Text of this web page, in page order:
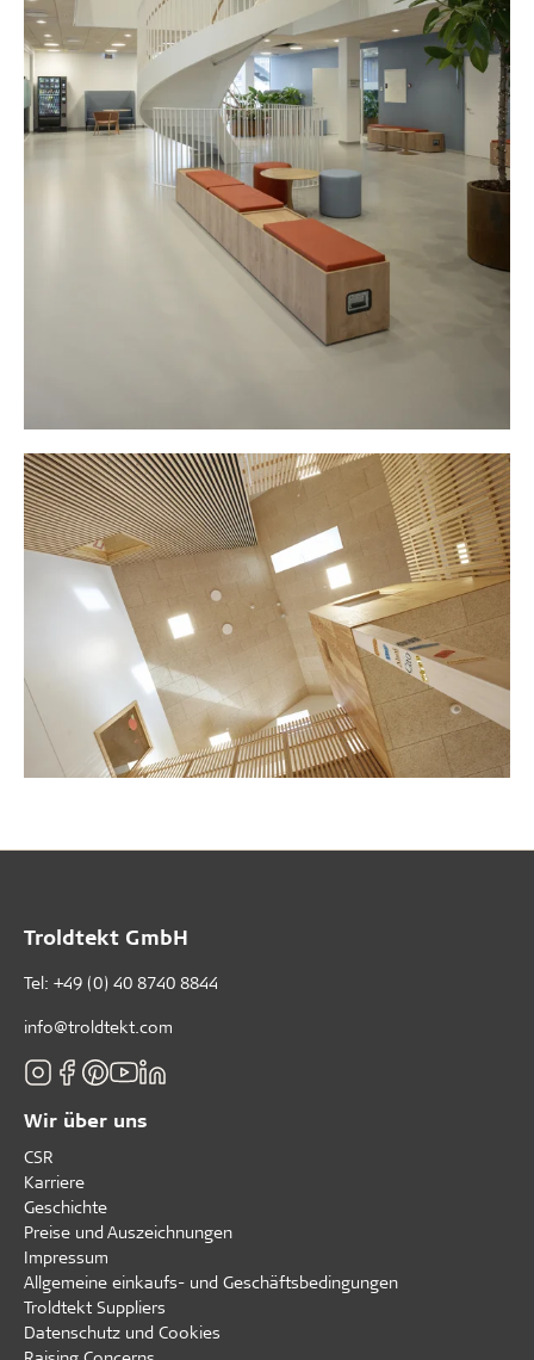
Troldtekt GmbH
Tel: +49 (0) 40 8740 8844
info@troldtekt.com
Wir über uns
CSR
Karriere
Geschichte
Preise und Auszeichnungen
Impressum
Allgemeine einkaufs- und Geschäftsbedingungen
Troldtekt Suppliers
Datenschutz und Cookies